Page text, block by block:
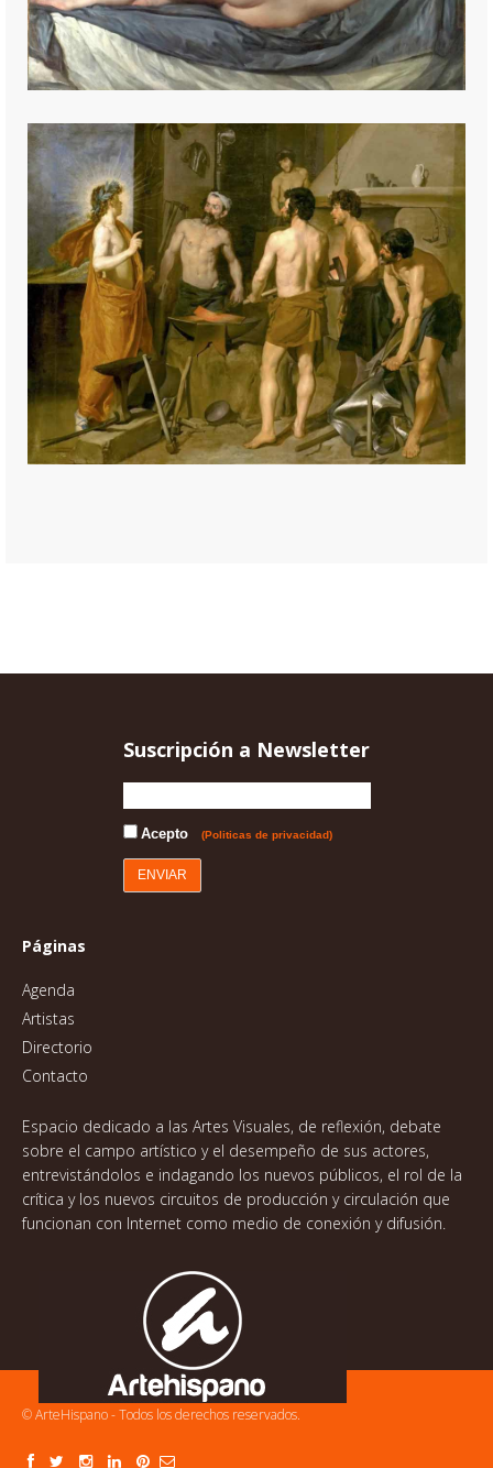
Suscripción a Newsletter
Acepto (Politicas de privacidad)
Páginas
Agenda
Artistas
Directorio
Contacto
Espacio dedicado a las Artes Visuales, de reflexión, debate
sobre el campo artístico y el desempeño de sus actores,
entrevistándolos e indagando los nuevos públicos, el rol de la
crítica y los nuevos circuitos de producción y circulación que
funcionan con Internet como medio de conexión y difusión.
© ArteHispano - Todos los derechos reservados.